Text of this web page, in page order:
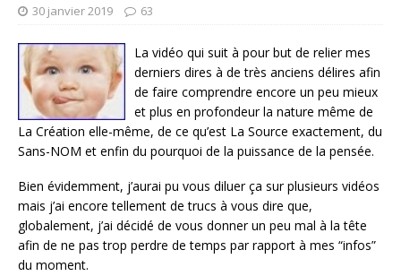
30 janvier 2019 63
La vidéo qui suit à pour but de relier mes
derniers dires à de très anciens délires afin
de faire comprendre encore un peu mieux
et plus en profondeur la nature même de
La Création elle-même, de ce qu’est La Source exactement, du
Sans-NOM et enfin du pourquoi de la puissance de la pensée.
Bien évidemment, j’aurai pu vous diluer ça sur plusieurs vidéos
mais j’ai encore tellement de trucs à vous dire que,
globalement, j’ai décidé de vous donner un peu mal à la tête
afin de ne pas trop perdre de temps par rapport à mes “infos”
du moment.